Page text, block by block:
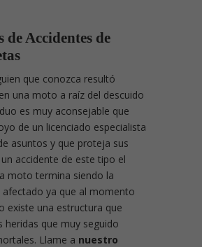
de Accidentes de
que conozca resultó
una moto a raíz del descuido
es muy aconsejable que
de un licenciado especialista
asuntos y que proteja sus
accidente de este tipo el
moto termina siendo la
afectado ya que al momento
existe una estructura que
heridas que muy seguido
Llame a nuestro